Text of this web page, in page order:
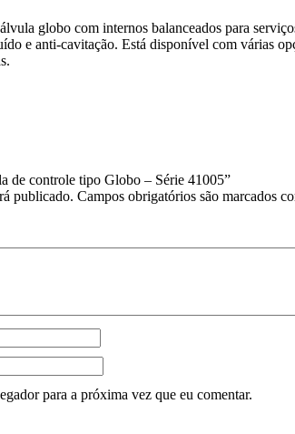
globo com internos balanceados para
e anti-cavitação. Está disponível com várias
de controle tipo Globo – Série 41005”
publicado. Campos obrigatórios são marcados
para a próxima vez que eu comentar.